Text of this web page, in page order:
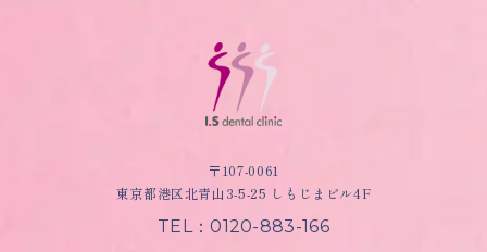
〒107-0061
東京都港区北青山3-5-25 しもじまビル4F
TEL：0120-883-166